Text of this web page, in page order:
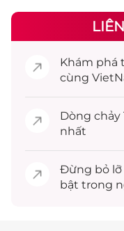
Khám phá
cùng
Dòng chảy
nhất
Đừng bỏ lỡ
bật trong